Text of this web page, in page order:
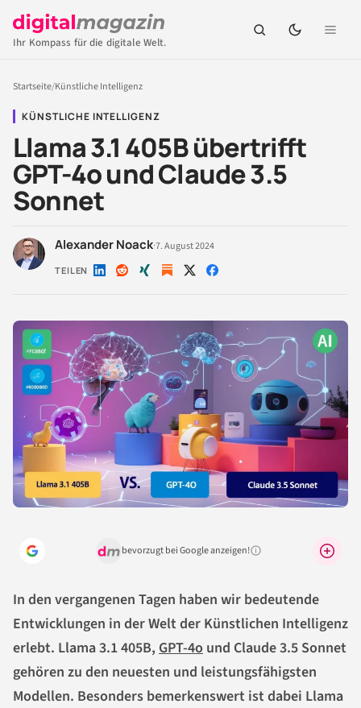
Ihr Kompass für die digitale Welt.
Startseite/Künstliche Intelligenz
KÜNSTLICHE INTELLIGENZ
Llama 3.1 405B übertrifft
GPT-4o und Claude 3.5
Sonnet
Alexander Noack·7. August 2024
TEILEN Auf Auf Auf Auf Auf
bevorzugt bei Google anzeigen!Warum lohnt sich das?
In den vergangenen Tagen haben wir bedeutende
Entwicklungen in der Welt der Künstlichen Intelligenz
erlebt. Llama 3.1 405B, GPT-4o und Claude 3.5 Sonnet
gehören zu den neuesten und leistungsfähigsten
Modellen. Besonders bemerkenswert ist dabei Llama